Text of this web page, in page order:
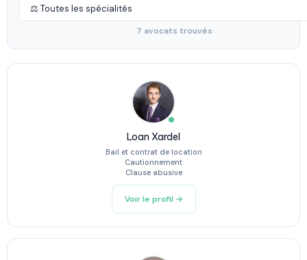
7 avocats trouvés
Loan Xardel
Bail et contrat de location
Cautionnement
Clause abusive
Voir le profil →